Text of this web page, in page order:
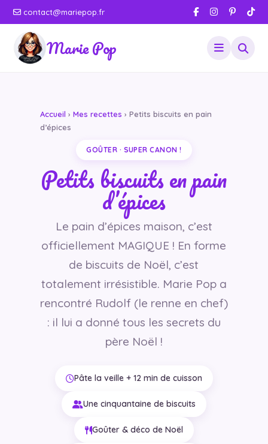
contact@mariepop.fr
Marie Pop
Accueil › Mes recettes › Petits biscuits en pain
d’épices
GOÛTER · SUPER CANON !
Petits biscuits en pain
d’épices
Le pain d’épices maison, c’est
officiellement MAGIQUE ! En forme
de biscuits de Noël, c’est
totalement irrésistible. Marie Pop a
rencontré Rudolf (le renne en chef)
: il lui a donné tous les secrets du
père Noël !
Pâte la veille + 12 min de cuisson
Une cinquantaine de biscuits
Goûter & déco de Noël